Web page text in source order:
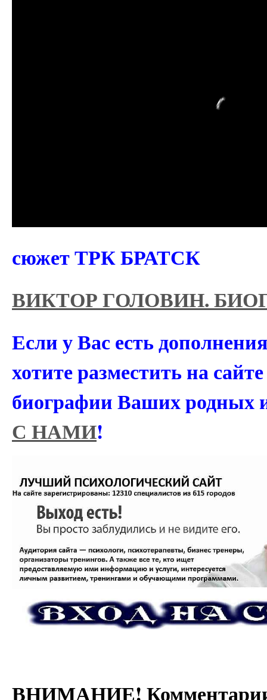
сюжет ТРК БРАТСК
ВИКТОР ГОЛОВИН.
Если у Вас есть
хотите разместить на
биографии Ваших родных
С НАМИ!
ВНИМАНИЕ! Комментарии